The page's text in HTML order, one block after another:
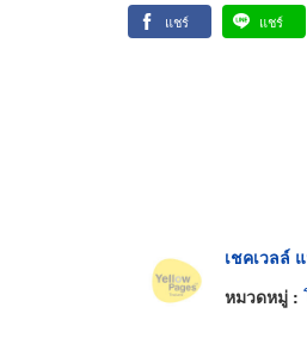
แชร์ แชร์
เชคเวลล์
หมวดหมู่ :